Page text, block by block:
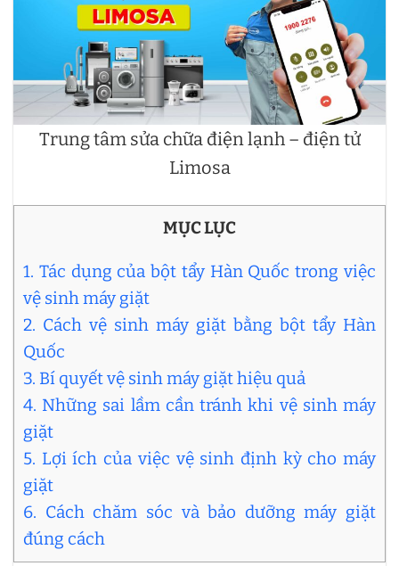
Trung tâm sửa chữa điện lạnh – điện tử
Limosa
MỤC LỤC
1. Tác dụng của bột tẩy Hàn Quốc trong việc
vệ sinh máy giặt
2. Cách vệ sinh máy giặt bằng bột tẩy Hàn
Quốc
3. Bí quyết vệ sinh máy giặt hiệu quả
4. Những sai lầm cần tránh khi vệ sinh máy
giặt
5. Lợi ích của việc vệ sinh định kỳ cho máy
giặt
6. Cách chăm sóc và bảo dưỡng máy giặt
đúng cách